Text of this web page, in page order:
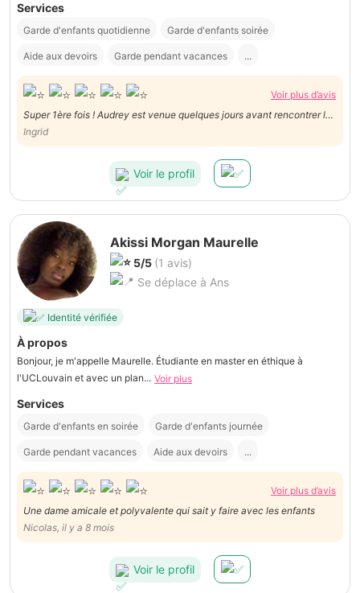
Services
Garde d'enfants quotidienne Garde d'enfants soirée
Aide aux devoirs Garde pendant vacances ...
Voir plus d’avis
Super 1ère fois ! Audrey est venue quelques jours avant rencontrer les
enfants. A l’heure et de confiance. Très bonne expérience. Je
recommande ses services!
Ingrid
Voir le profil
Akissi Morgan Maurelle
5/5 (1 avis)
Se déplace à Ans
Identité vérifiée
À propos
Bonjour, je m'appelle Maurelle. Étudiante en master en éthique à
l'UCLouvain et avec un plan... Voir plus
Services
Garde d'enfants en soirée Garde d'enfants journée
Garde pendant vacances Aide aux devoirs ...
Voir plus d’avis
Une dame amicale et polyvalente qui sait y faire avec les enfants
Nicolas, il y a 8 mois
Voir le profil